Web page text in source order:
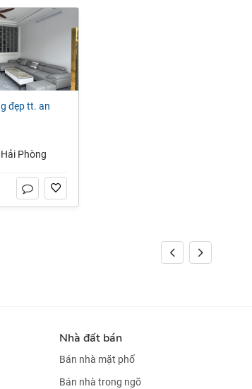
Hải Phòng
Nhà đất bán
Bán nhà mặt phố
Bán nhà trong ngõ